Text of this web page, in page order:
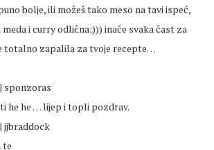
bolje, ili možeš tako meso na tavi ispeć,
meda i curry odlična;))) inače svaka čast za
totalno zapalila za tvoje recepte…
| sponzoras
he he … lijep i topli pozdrav.
| jjbraddock
te